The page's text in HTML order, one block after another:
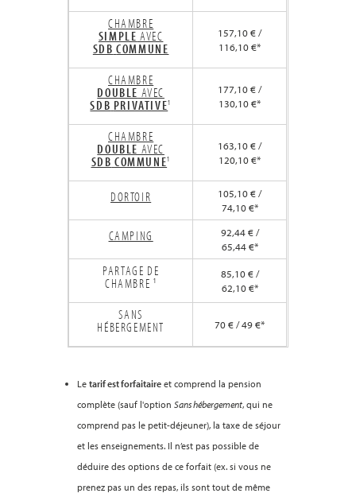
CHAMBRE
SIMPLE AVEC
SDB COMMUNE
157,10 € /
116,10 €*
CHAMBRE
DOUBLE AVEC
SDB PRIVATIVE¹
177,10 € /
130,10 €*
CHAMBRE
DOUBLE AVEC
SDB COMMUNE¹
163,10 € /
120,10 €*
DORTOIR
105,10 € /
74,10 €*
CAMPING
92,44 € /
65,44 €*
PARTAGE DE
CHAMBRE ¹
85,10 € /
62,10 €*
SANS
HÉBERGEMENT
70 € / 49 €*
Letarif est forfaitaire et comprend la pension
complète (sauf l'optionSans hébergement, qui ne
comprend pas le petit-déjeuner), la taxe de séjour
et les enseignements. Il n’est pas possible de
déduire des options de ce forfait (ex. si vous ne
prenez pas un des repas, ils sont tout de même